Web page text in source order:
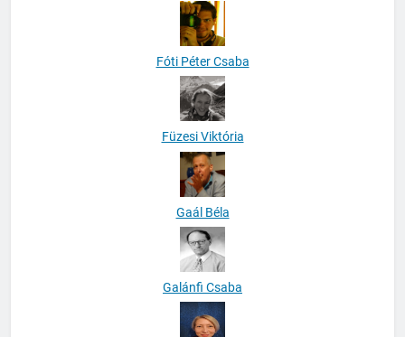
Fóti Péter Csaba
Füzesi Viktória
Gaál Béla
Galánfi Csaba